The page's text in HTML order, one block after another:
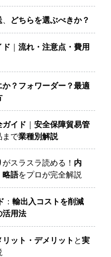
どちらを選ぶべきか？
ド
流れ・注意点・費用
？フォワーダー？最適
ガイド
安全保障貿易管
まで業種別解説
がスラスラ読める！ 内
略語をプロが完全解説
： 輸出入コストを削減
活用法
リット・デメリット と実